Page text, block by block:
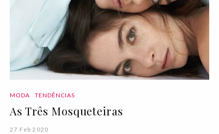
MODA TENDÊNCIAS
As Três Mosqueteiras
27 Feb 2020